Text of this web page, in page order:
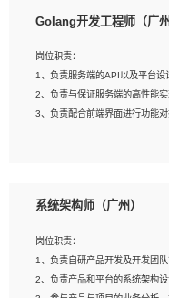
2、熟悉PostgreSQL、redis、
4、熟悉Hadoop、HBASE、
5、熟悉linux或任意一种unix操
6、具备丰富的项目实施经验，
Golang开发工程师（广州
岗位职责：
1、负责服务端的API以及平台设
2、负责与保证服务端的高性能实
3、负责配合前端界面进行功能对
2、1年以上Golang开发工作经验
与实现，熟悉常用开源框架及设
4、熟悉Golang、连接池、消息
跟工具使用；
系统架构师（广州）
岗位职责：
1、负责自研产品开发及开发团队
2、负责产品和平台的系统架构设